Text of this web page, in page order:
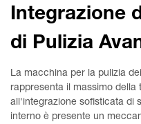
Integrazione
di Pulizia
La macchina per la pulizia
rappresenta il massimo della
all'integrazione sofisticata di
interno è presente un